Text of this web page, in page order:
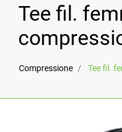
Tee fil.
Compressione Tee fil.